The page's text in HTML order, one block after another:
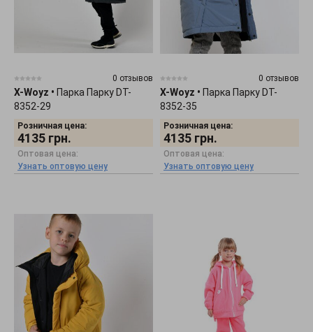
0 отзывов
X-Woyz • Парка Парку DT-
8352-29
Розничная цена:
4135 грн.
Оптовая цена:
Узнать оптовую цену
0 отзывов
X-Woyz • Парка Парку DT-
8352-35
Розничная цена:
4135 грн.
Оптовая цена:
Узнать оптовую цену